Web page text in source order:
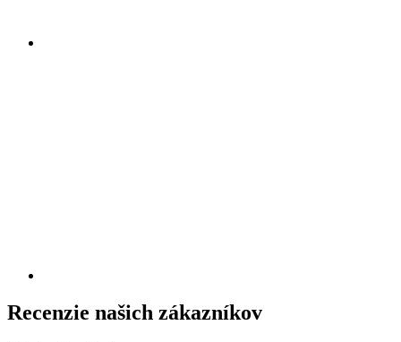
Recenzie našich zákazníkov